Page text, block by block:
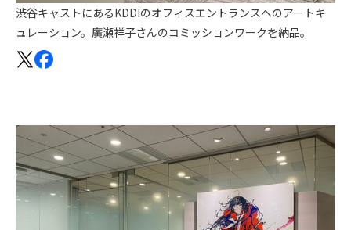
渋谷キャストにあるKDDIのオフィスエントランスへのアートキ
ュレーション。廣瀬祥子さんのコミッションワークを納品。